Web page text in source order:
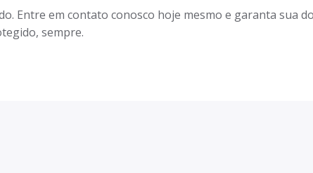
Entre em contato conosco hoje mesmo e garanta sua
sempre.